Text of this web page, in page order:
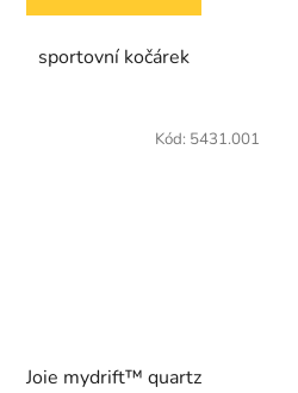
sportovní kočárek
Joie mydrift™ quartz
Kód: 5431.001